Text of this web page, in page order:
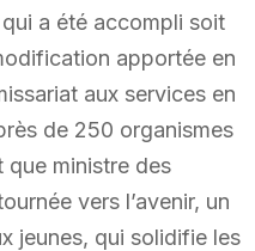
a été accompli soit
apportée en
aux services en
de 250 organismes
que ministre des
vers l’avenir, un
jeunes, qui solidifie les